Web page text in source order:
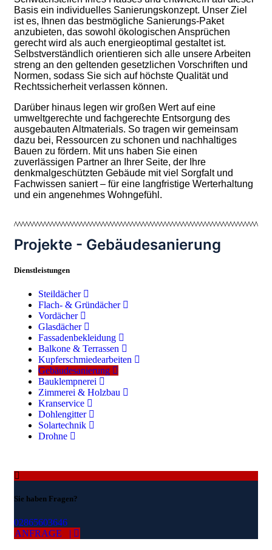
Basis ein individuelles Sanierungskonzept. Unser Ziel
ist es, Ihnen das bestmögliche Sanierungs-Paket
anzubieten, das sowohl ökologischen Ansprüchen
gerecht wird als auch energieoptimal gestaltet ist.
Selbstverständlich orientieren sich alle unsere Arbeiten
streng an den geltenden gesetzlichen Vorschriften und
Normen, sodass Sie sich auf höchste Qualität und
Rechtssicherheit verlassen können.
Darüber hinaus legen wir großen Wert auf eine
umweltgerechte und fachgerechte Entsorgung des
ausgebauten Altmaterials. So tragen wir gemeinsam
dazu bei, Ressourcen zu schonen und nachhaltiges
Bauen zu fördern. Mit uns haben Sie einen
zuverlässigen Partner an Ihrer Seite, der Ihre
denkmalgeschützten Gebäude mit viel Sorgfalt und
Fachwissen saniert – für eine langfristige Werterhaltung
und ein angenehmes Wohngefühl.
Projekte - Gebäudesanierung
Dienstleistungen
Steildächer
Flach- & Gründächer
Vordächer
Glasdächer
Fassadenbekleidung
Balkone & Terrassen
Kupferschmiedearbeiten
Gebäudesanierung
Bauklempnerei
Zimmerei & Holzbau
Kranservice
Dohlengitter
Solartechnik
Drohne
Sie haben Fragen?
02865603646
ANFRAGE |